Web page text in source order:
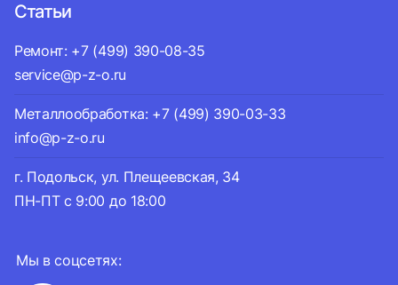
Мы в соцсетях:
Статьи
Ремонт: +7 (499) 390-08-35
service@p-z-o.ru
Металлообработка: +7 (499) 390-03-33
info@p-z-o.ru
г. Подольск, ул. Плещеевская, 34
ПН-ПТ с 9:00 до 18:00